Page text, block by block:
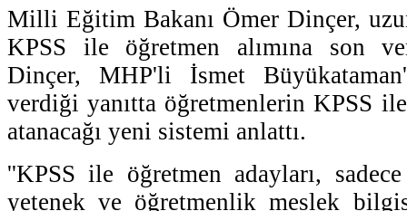
Milli Eğitim Bakanı Ömer Dinçer,
KPSS ile öğretmen alımına son
Dinçer, MHP'li İsmet
verdiği yanıtta öğretmenlerin KPSS
atanacağı yeni sistemi anlattı.
''KPSS ile öğretmen adayları,
yetenek ve öğretmenlik meslek